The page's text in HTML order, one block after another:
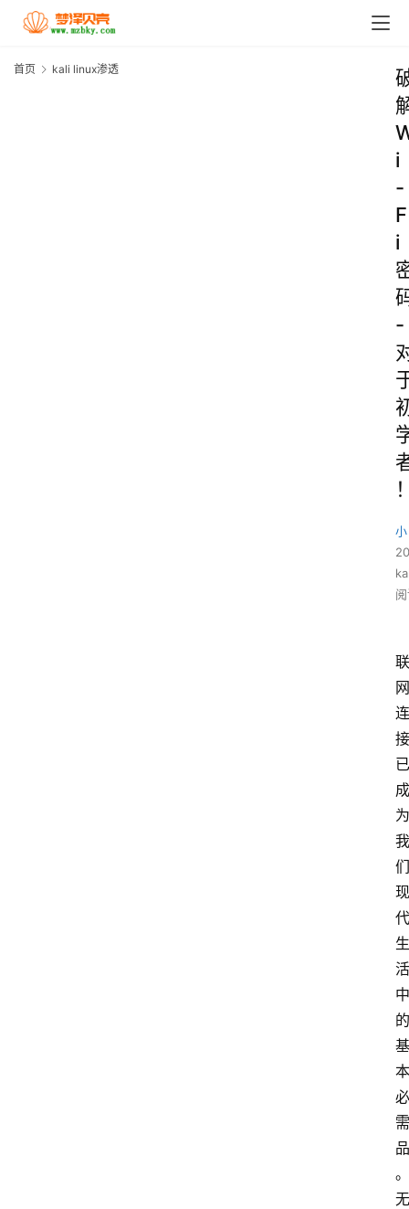
首页 kali linux渗透
i
-
F
i
-
联
网
连
接
已
成
为
我
们
现
代
生
活
中
的
基
本
必
需
品
。
无